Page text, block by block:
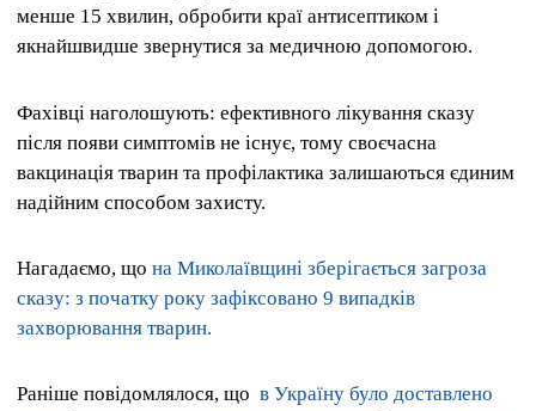
менше 15 хвилин, обробити краї антисептиком і
якнайшвидше звернутися за медичною допомогою.
Фахівці наголошують: ефективного лікування сказу
після появи симптомів не існує, тому своєчасна
вакцинація тварин та профілактика залишаються єдиним
надійним способом захисту.
Нагадаємо, що на Миколаївщині зберігається загроза
сказу: з початку року зафіксовано 9 випадків
захворювання тварин.
Раніше повідомлялося, що в Україну було доставлено